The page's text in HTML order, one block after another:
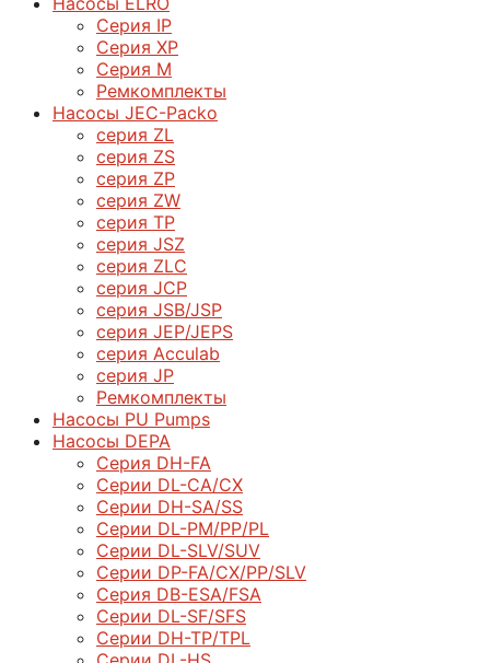
Серия IP
Серия XP
Серия M
Ремкомплекты
Насосы JEC-Packo
серия ZL
серия ZS
серия ZP
серия ZW
серия TP
серия JSZ
серия ZLC
серия JCP
серия JSB/JSP
серия JEP/JEPS
серия Acculab
серия JP
Ремкомплекты
Насосы PU Pumps
Насосы DEPA
Серия DH-FA
Серии DL-CA/CX
Серии DH-SA/SS
Серии DL-PM/РР/PL
Серии DL-SLV/SUV
Серии DP-FA/CX/PP/SLV
Серия DB-ЕSA/FSA
Серии DL-SF/SFS
Серии DН-ТP/ТPL